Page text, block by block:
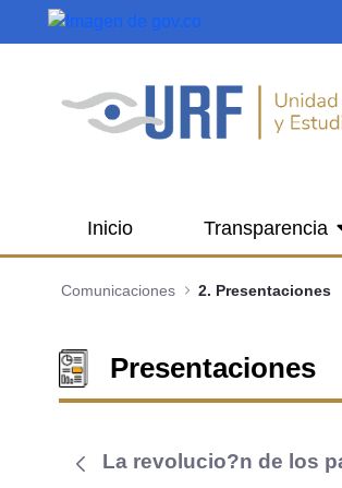
Saltar al contenido principal
Inicio Transparencia
Comunicaciones 2. Presentaciones
Presentaciones
La revolucio?n de los